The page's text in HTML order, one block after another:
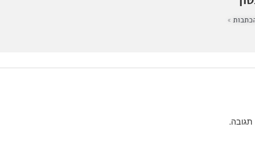
»
תגובה.